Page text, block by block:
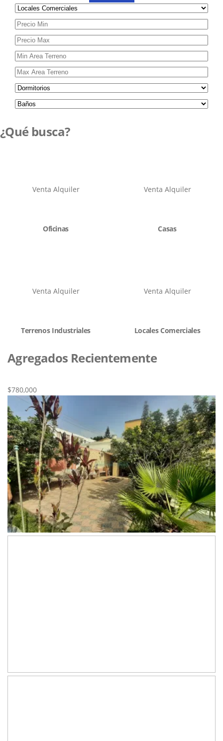
¿Qué busca?
Venta Alquiler
Oficinas
Venta Alquiler
Casas
Venta Alquiler
Terrenos Industriales
Venta Alquiler
Locales Comerciales
Agregados Recientemente
$780,000